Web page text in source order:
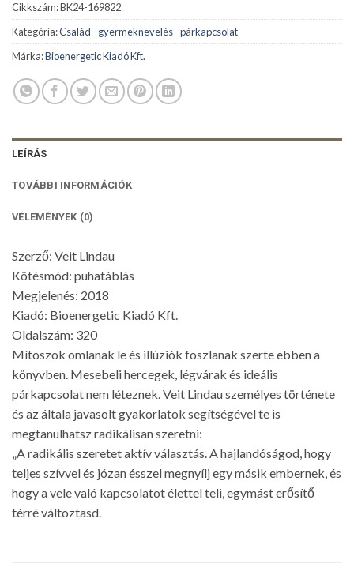
Cikkszám:BK24-169822
Kategória:Család - gyermeknevelés - párkapcsolat
Márka:Bioenergetic Kiadó Kft.
LEÍRÁS
TOVÁBBI INFORMÁCIÓK
VÉLEMÉNYEK (0)
Szerző: Veit Lindau
Kötésmód: puhatáblás
Megjelenés: 2018
Kiadó: Bioenergetic Kiadó Kft.
Oldalszám: 320
Mítoszok omlanak le és illúziók foszlanak szerte ebben a
könyvben. Mesebeli hercegek, légvárak és ideális
párkapcsolat nem léteznek. Veit Lindau személyes története
és az általa javasolt gyakorlatok segítségével te is
megtanulhatsz radikálisan szeretni:
„A radikális szeretet aktív választás. A hajlandóságod, hogy
teljes szívvel és józan ésszel megnyílj egy másik embernek, és
hogy a vele való kapcsolatot élettel teli, egymást erősítő
térré változtasd.